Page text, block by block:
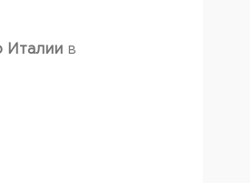
Италии в